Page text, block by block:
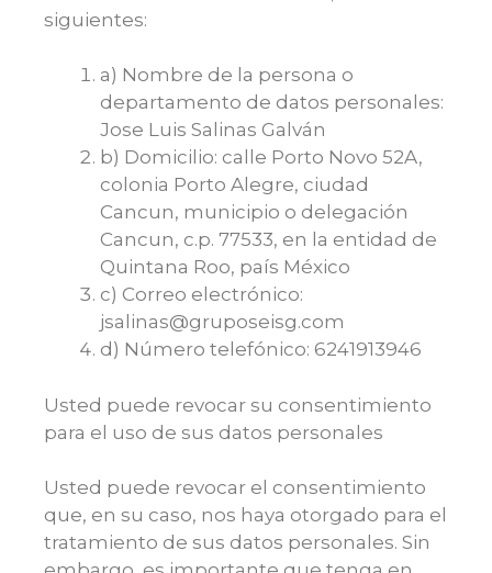
siguientes:
a) Nombre de la persona o
departamento de datos personales:
Jose Luis Salinas Galván
b) Domicilio: calle Porto Novo 52A,
colonia Porto Alegre, ciudad
Cancun, municipio o delegación
Cancun, c.p. 77533, en la entidad de
Quintana Roo, país México
c) Correo electrónico:
jsalinas@gruposeisg.com
d) Número telefónico: 6241913946
Usted puede revocar su consentimiento
para el uso de sus datos personales
Usted puede revocar el consentimiento
que, en su caso, nos haya otorgado para el
tratamiento de sus datos personales. Sin